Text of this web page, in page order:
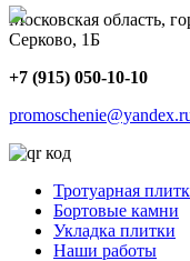
Московская область,
Серково, 1Б
+7 (915) 050-10-10
Тротуарная
Бортовые камни
Укладка плитки
Наши работы